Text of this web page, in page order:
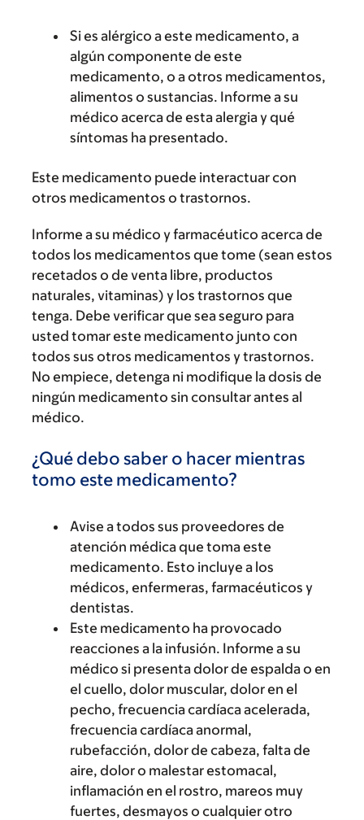
Si es alérgico a este medicamento, a
algún componente de este
medicamento, o a otros medicamentos,
alimentos o sustancias. Informe a su
médico acerca de esta alergia y qué
síntomas ha presentado.
Este medicamento puede interactuar con
otros medicamentos o trastornos.
Informe a su médico y farmacéutico acerca de
todos los medicamentos que tome (sean estos
recetados o de venta libre, productos
naturales, vitaminas) y los trastornos que
tenga. Debe verificar que sea seguro para
usted tomar este medicamento junto con
todos sus otros medicamentos y trastornos.
No empiece, detenga ni modifique la dosis de
ningún medicamento sin consultar antes al
médico.
¿Qué debo saber o hacer mientras
tomo este medicamento?
Avise a todos sus proveedores de
atención médica que toma este
medicamento. Esto incluye a los
médicos, enfermeras, farmacéuticos y
dentistas.
Este medicamento ha provocado
reacciones a la infusión. Informe a su
médico si presenta dolor de espalda o en
el cuello, dolor muscular, dolor en el
pecho, frecuencia cardíaca acelerada,
frecuencia cardíaca anormal,
rubefacción, dolor de cabeza, falta de
aire, dolor o malestar estomacal,
inflamación en el rostro, mareos muy
fuertes, desmayos o cualquier otro